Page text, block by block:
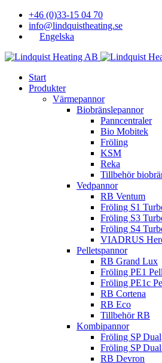
+46 (0)33-15 04 70
info@lindquistheating.se
Engelska
Start
Produkter
Värmepannor
Biobränslepannor
Panncentraler
Bio Mobitek
Fröling
KSM
Reka
Tillbehör
Vedpannor
RB Ventum
Fröling S1
Fröling S3
Fröling S4
VIADRUS
Pelletspannor
RB Grand Lux
Fröling PE1
Fröling PE1c
RB Cortena
RB Eco
Tillbehör RB
Kombipannor
Fröling SP Dual
Fröling SP
RB Devron